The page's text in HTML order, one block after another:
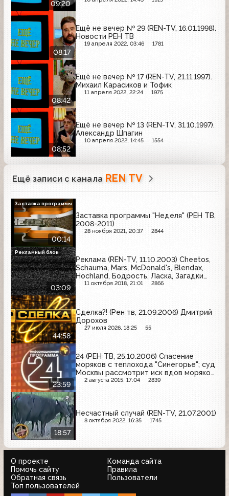
09:20
08:17
Ещё не вечер № 29 (REN-TV, 16.01.1998).
Новости РЕН ТВ
19 апреля 2022, 03:46 1781
08:42
Ещё не вечер № 17 (REN-TV, 21.11.1997).
Михаил Карасиков и Тофик
11 апреля 2022, 22:24 1975
08:52
Ещё не вечер № 13 (REN-TV, 31.10.1997).
Александр Шпагин
10 апреля 2022, 14:45 1554
Ещё записи с канала REN TV
00:14
Заставка программы "Неделя" (РЕН ТВ,
2008-2011)
28 ноября 2021, 20:37 2844
Заставка программы
03:09
Реклама (REN-TV, 11.10.2003) Cheetos,
Schauma, Mars, McDonald's, Blendax,
Hochland, Бодрость, Ласка, Загадки
истории
11 октября 2018, 21:01 2866
Рекламный блок
44:58
Сделка?! (Рен тв, 21.09.2006) Дмитрий
Дорохов
27 июля 2026, 18:25 55
23:59
24 (РЕН ТВ, 25.10.2006) Спасение
моряков с теплохода "Синегорье"; суд
Москвы рассмотрит иск вдов моряков
с К-159; прямая линия с Владимиром
2 августа 2015, 17:04 2839
18:57
Несчастный случай (REN-TV, 21.07.2001)
8 октября 2022, 16:35 1745
О проекте
Команда сайта
Помочь сайту
Правила
Обратная связь
Пользователи
Топ пользователей